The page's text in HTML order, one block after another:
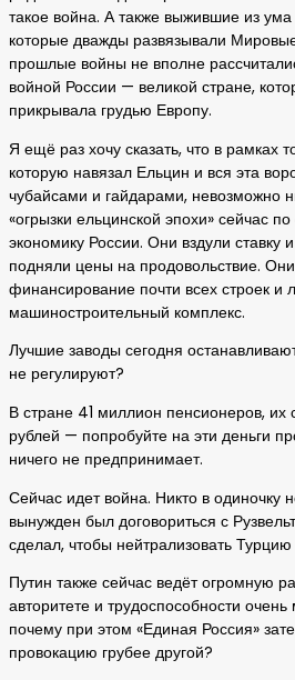
такое война. А также выжившие из ума
которые дважды развязывали
прошлые войны не вполне
войной России — великой стране,
прикрывала грудью Европу.
Я ещё раз хочу сказать, что в рамках
которую навязал Ельцин и вся эта
чубайсами и гайдарами, невозможно
«огрызки ельцинской эпохи» сейчас
экономику России. Они вздули ставку
подняли цены на продовольствие.
финансирование почти всех строек и
машиностроительный комплекс.
Лучшие заводы сегодня
не регулируют?
В стране 41 миллион пенсионеров, их
рублей — попробуйте на эти деньги
ничего не предпринимает.
Сейчас идет война. Никто в одиночку
вынужден был договориться с
сделал, чтобы нейтрализовать
Путин также сейчас ведёт огромную
авторитете и трудоспособности
почему при этом «Единая Россия»
провокацию грубее другой?